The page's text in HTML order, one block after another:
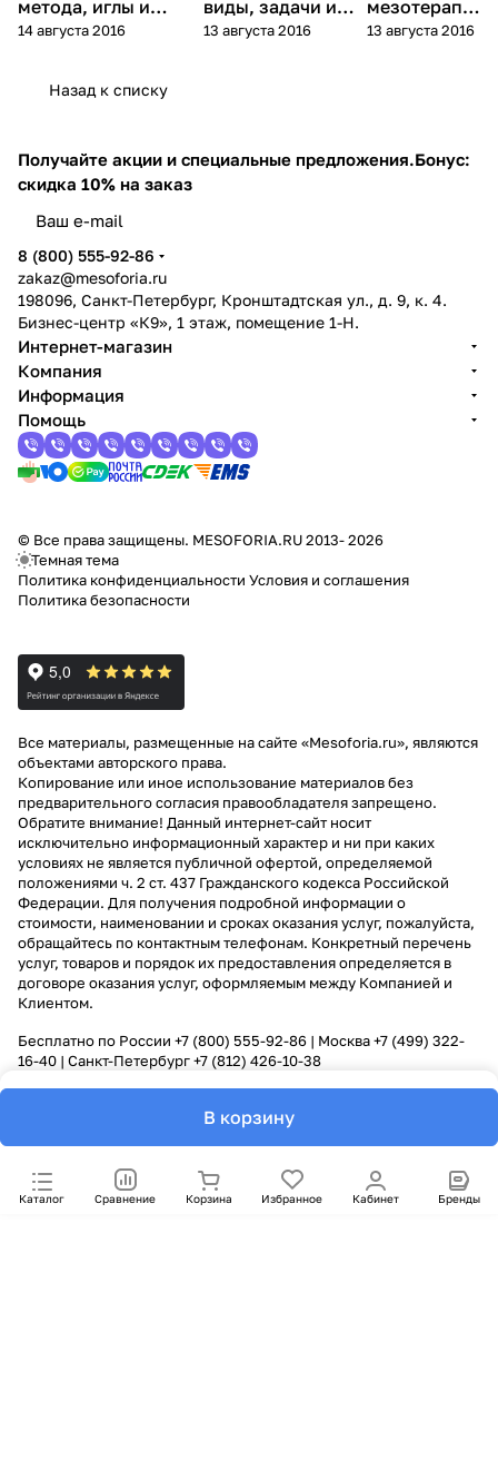
метода, иглы и
алгоритм выбора
14 августа 2016
виды, задачи и
способы
13 августа 2016
мезотерапи
я - что это
13 августа 2016
Назад к списку
В корзину
Каталог Сравнение Корзина Избранное Кабинет Бренды
Получайте акции и специальные предложения.Бонус:
скидка 10% на заказ
8 (800) 555-92-86
zakaz@mesoforia.ru
198096, Санкт-Петербург, Кронштадтская ул., д. 9, к. 4.
Бизнес-центр «К9», 1 этаж, помещение 1-Н.
Интернет-магазин
Компания
Информация
Помощь
© Все права защищены. MESOFORIA.RU 2013- 2026
Темная тема
Политика конфиденциальности Условия и соглашения
Политика безопасности
Все материалы, размещенные на сайте «Mesoforia.ru», являются
объектами авторского права.
Копирование или иное использование материалов без
предварительного согласия правообладателя запрещено.
Обратите внимание! Данный интернет-сайт носит
исключительно информационный характер и ни при каких
условиях не является публичной офертой, определяемой
положениями ч. 2 ст. 437 Гражданского кодекса Российской
Федерации. Для получения подробной информации о
стоимости, наименовании и сроках оказания услуг, пожалуйста,
обращайтесь по контактным телефонам. Конкретный перечень
услуг, товаров и порядок их предоставления определяется в
договоре оказания услуг, оформляемым между Компанией и
Клиентом.
Бесплатно по России +7 (800) 555-92-86 | Москва+7 (499) 322-
16-40 | Санкт-Петербург+7 (812) 426-10-38